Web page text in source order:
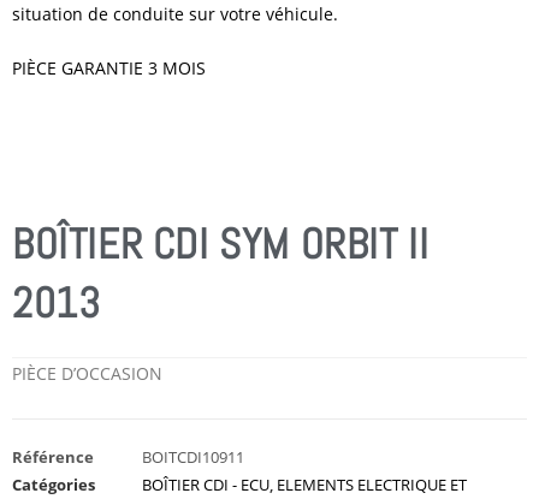
situation de conduite sur votre véhicule.
PIÈCE GARANTIE 3 MOIS
BOÎTIER CDI SYM ORBIT II
2013
PIÈCE D’OCCASION
Référence
BOITCDI10911
Catégories
BOÎTIER CDI - ECU, ELEMENTS ELECTRIQUE ET